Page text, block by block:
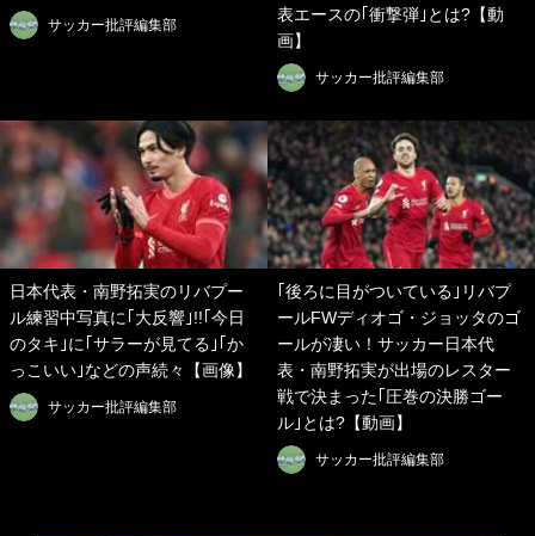
サッカー批評編集部
表エースの｢衝撃弾｣とは?【動
画】
サッカー批評編集部
日本代表・南野拓実のリバプー
ル練習中写真に｢大反響｣!!｢今日
のタキ｣に｢サラーが見てる｣｢か
っこいい｣などの声続々【画像】
サッカー批評編集部
｢後ろに目がついている｣リバプ
ールFWディオゴ・ジョッタのゴ
ールが凄い！サッカー日本代
表・南野拓実が出場のレスター
戦で決まった｢圧巻の決勝ゴー
ル｣とは?【動画】
サッカー批評編集部